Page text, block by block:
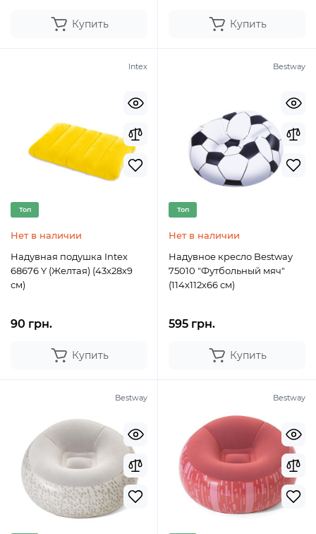
Купить Купить
Intex
Топ
Нет в наличии
Надувная подушка Intex
68676 Y (Желтая) (43х28х9
см)
90 грн.
Купить
Bestway
Топ
Нет в наличии
Надувное кресло Bestway
75010 "Футбольный мяч"
(114х112х66 см)
595 грн.
Купить
Bestway Bestway